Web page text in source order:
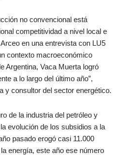
no convencional está
competitividad a nivel local e
en una entrevista con LU5
contexto macroeconómico
Argentina, Vaca Muerta logró
a lo largo del último año”,
y consultor del sector energético.
de la industria del petróleo y
evolución de los subsidios a la
pasado erogó casi 11.000
energía, este año ese número